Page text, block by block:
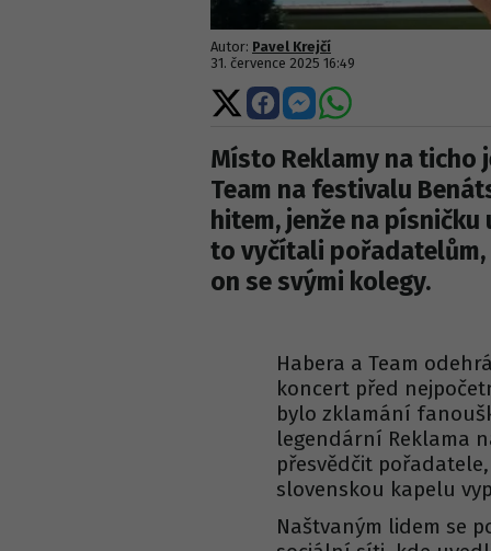
Autor: Pavel Krejčí
31. července 2025 16:49
Sdílet
na
Sdílet
na
Sdílet
na
Sdílet
Místo Reklamy na ticho
Team na festivalu
hitem, jenže na
to vyčítali pořadatelům,
on se svými kolegy.
Habera a Team
koncert před
bylo zklamání
legendární Reklama
přesvědčit
slovenskou kapelu
Naštvaným lidem se